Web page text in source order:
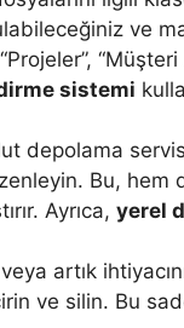
ve
“Müşteri
sistemi
depolama
Bu, hem
Ayrıca, yerel
artık
ve silin. Bu